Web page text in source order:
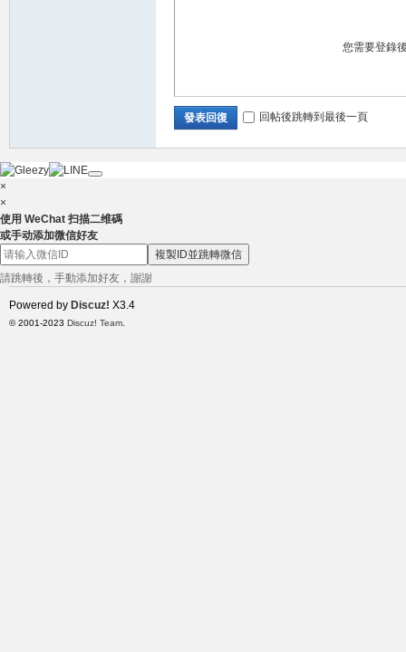
小
您需要登錄
發表回復 回帖後跳轉到最後一頁
×
×
使用 WeChat 扫描二维碼
或手动添加微信好友
複製ID並跳轉微信
請跳轉後，手動添加好友，謝謝
Powered by Discuz! X3.4
© 2001-2023 Discuz! Team